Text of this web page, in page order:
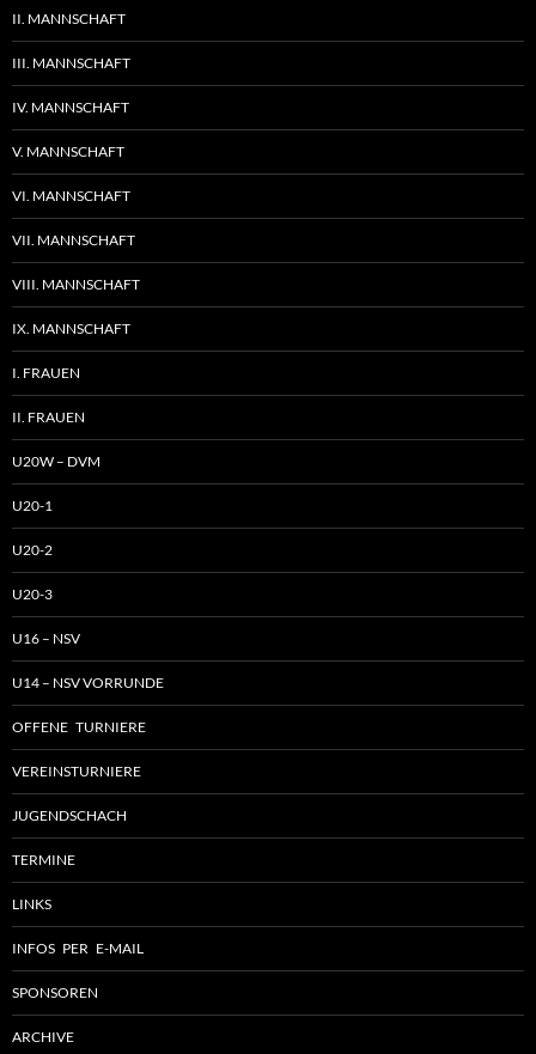
II. MANNSCHAFT
III. MANNSCHAFT
IV. MANNSCHAFT
V. MANNSCHAFT
VI. MANNSCHAFT
VII. MANNSCHAFT
VIII. MANNSCHAFT
IX. MANNSCHAFT
I. FRAUEN
II. FRAUEN
U20W – DVM
U20-1
U20-2
U20-3
U16 – NSV
U14 – NSV VORRUNDE
OFFENE TURNIERE
VEREINSTURNIERE
JUGENDSCHACH
TERMINE
LINKS
INFOS PER E-MAIL
SPONSOREN
ARCHIVE